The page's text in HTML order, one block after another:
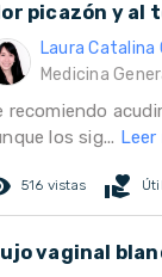
picazón y al
Laura Catalina
Medicina
recomiendo
los sig... Leer
516 vistas volunteer_activism
vaginal